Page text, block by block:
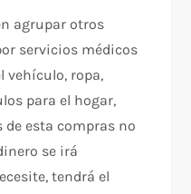
agrupar otros
servicios médicos
vehículo, ropa,
para el hogar,
de esta compras no
se irá
tendrá el